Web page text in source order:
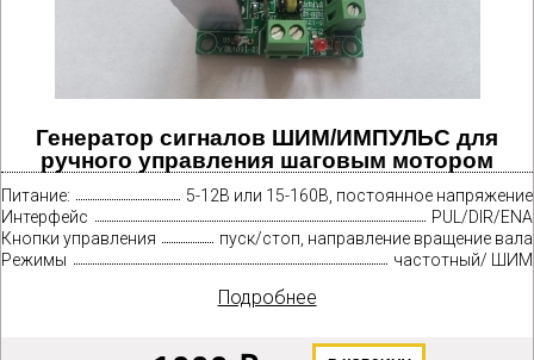
Генератор сигналов ШИМ/ИМПУЛЬС для
ручного управления шаговым мотором
Питание:
5-12В или 15-160В, постоянное напряжение
Интерфейс
PUL/DIR/ENA
Кнопки управления
пуск/стоп, направление вращение вала
Режимы
частотный/ ШИМ
Подробнее